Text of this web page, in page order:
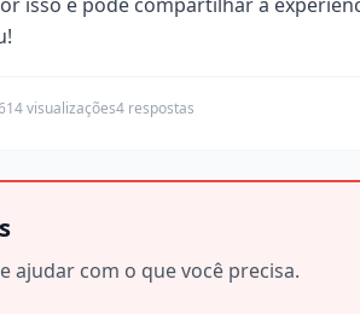
visualizações4 respostas
ajudar com o que você precisa.